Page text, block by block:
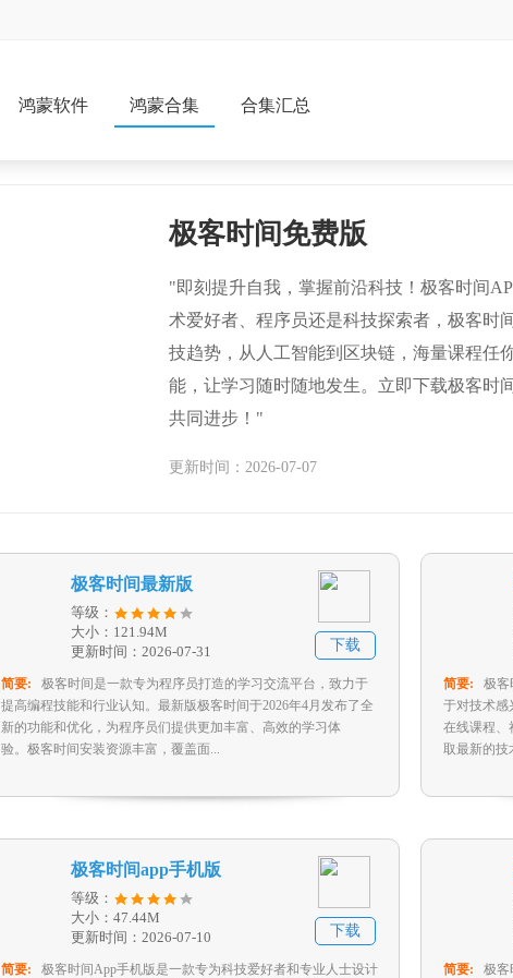
鸿蒙软件 鸿蒙合集 合集汇总
极客时间免费版
"即刻提升自我，掌握前沿科技！极客时间
术爱好者、程序员还是科技探索者，极客时
技趋势，从人工智能到区块链，海量课程任
能，让学习随时随地发生。立即下载极客时
共同进步！"
更新时间：2026-07-07
极客时间最新版
等级：
大小：121.94M
更新时间：2026-07-31
下载
简要:
极客时间是一款专为程序员打造的学习交流平台，致力于
提高编程技能和行业认知。最新版极客时间于2026年4月发布了全
新的功能和优化，为程序员们提供更加丰富、高效的学习体
验。‍‍极客时间安装资源丰富，覆盖面...
简要:
极客
于对技术感
在线课程、
取最新的技
极客时间app手机版
等级：
大小：47.44M
更新时间：2026-07-10
下载
简要:
极客时间App手机版是一款专为科技爱好者和专业人士设计
简要:
极客